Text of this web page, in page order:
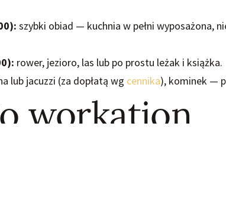
szybki obiad — kuchnia w pełni wyposażona,
rower, jezioro, las lub po prostu leżak i książka.
lub jacuzzi (za dopłatą wg cennika), kominek —
workation